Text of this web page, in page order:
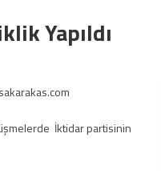
Yapıldı
İktidar partisinin